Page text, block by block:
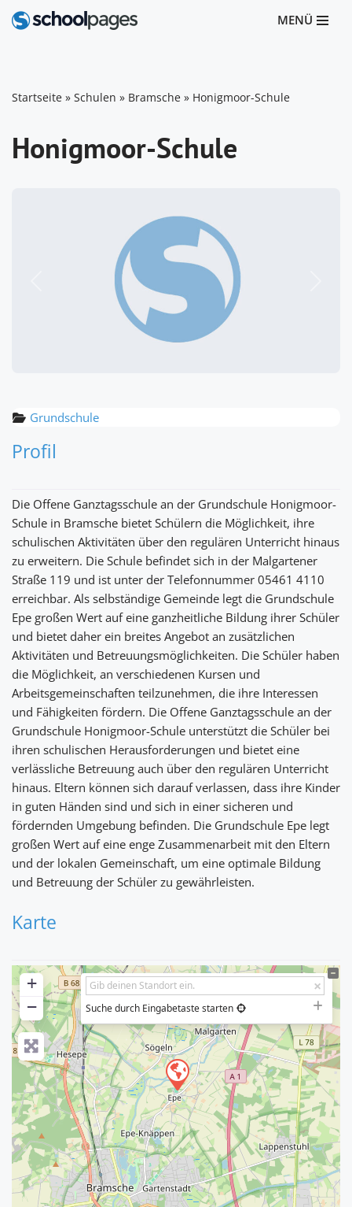
MENÜ
Startseite » Schulen » Bramsche » Honigmoor-Schule
Honigmoor-Schule
Grundschule
Profil
Die Offene Ganztagsschule an der Grundschule Honigmoor-
Schule in Bramsche bietet Schülern die Möglichkeit, ihre
schulischen Aktivitäten über den regulären Unterricht hinaus
zu erweitern. Die Schule befindet sich in der Malgartener
Straße 119 und ist unter der Telefonnummer 05461 4110
erreichbar. Als selbständige Gemeinde legt die Grundschule
Epe großen Wert auf eine ganzheitliche Bildung ihrer Schüler
und bietet daher ein breites Angebot an zusätzlichen
Aktivitäten und Betreuungsmöglichkeiten. Die Schüler haben
die Möglichkeit, an verschiedenen Kursen und
Arbeitsgemeinschaften teilzunehmen, die ihre Interessen
und Fähigkeiten fördern. Die Offene Ganztagsschule an der
Grundschule Honigmoor-Schule unterstützt die Schüler bei
ihren schulischen Herausforderungen und bietet eine
verlässliche Betreuung auch über den regulären Unterricht
hinaus. Eltern können sich darauf verlassen, dass ihre Kinder
in guten Händen sind und sich in einer sicheren und
fördernden Umgebung befinden. Die Grundschule Epe legt
großen Wert auf eine enge Zusammenarbeit mit den Eltern
und der lokalen Gemeinschaft, um eine optimale Bildung
und Betreuung der Schüler zu gewährleisten.
Karte
+
−
Suche durch Eingabetaste starten